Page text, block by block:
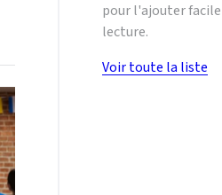
pour l'ajouter
lecture.
Voir toute la liste